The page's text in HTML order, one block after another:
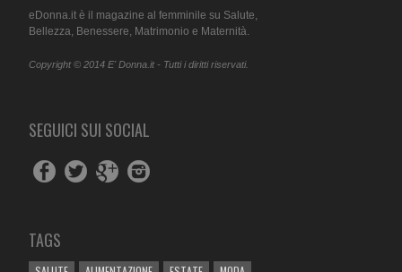
eDonna.it è il magazine al femminile su Salute,
Bellezza, Benessere, Matrimonio e Maternità.
Copyright © 2014 E' Donna.it - Tutti i diritti riservati.
SEGUICI SUI SOCIAL
TAGS